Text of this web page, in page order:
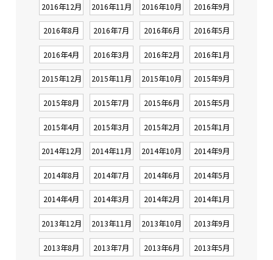
2016年12月 2016年11月 2016年10月 2016年9月
2016年8月 2016年7月 2016年6月 2016年5月
2016年4月 2016年3月 2016年2月 2016年1月
2015年12月 2015年11月 2015年10月 2015年9月
2015年8月 2015年7月 2015年6月 2015年5月
2015年4月 2015年3月 2015年2月 2015年1月
2014年12月 2014年11月 2014年10月 2014年9月
2014年8月 2014年7月 2014年6月 2014年5月
2014年4月 2014年3月 2014年2月 2014年1月
2013年12月 2013年11月 2013年10月 2013年9月
2013年8月 2013年7月 2013年6月 2013年5月